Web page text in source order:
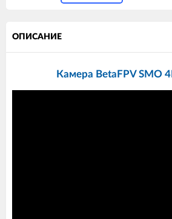
ОПИСАНИЕ
Камера BetaFPV SMO